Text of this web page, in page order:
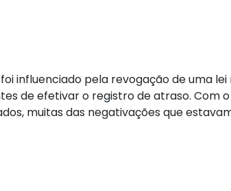
influenciado pela revogação de uma
de efetivar o registro de atraso. Com
muitas das negativações que